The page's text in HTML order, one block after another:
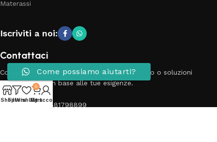
Materassi
Iscriviti a noi:
Contattaci
Contatta il nostro team per richieste, supporto o soluzioni
personalizzate in base alle tue esigenze.
Telefono: 3881798899
ShopFilters
Wishlist
0
Cart
My account
Come possiamo aiutarti?